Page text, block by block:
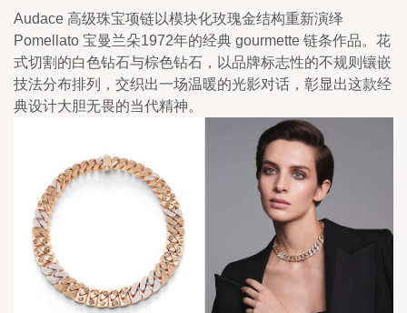
Audace 高级珠宝项链以模块化玫瑰金结构重新演绎
Pomellato 宝曼兰朵1972年的经典 gourmette 链条作品。花
式切割的白色钻石与棕色钻石，以品牌标志性的不规则镶嵌
技法分布排列，交织出一场温暖的光影对话，彰显出这款经
典设计大胆无畏的当代精神。